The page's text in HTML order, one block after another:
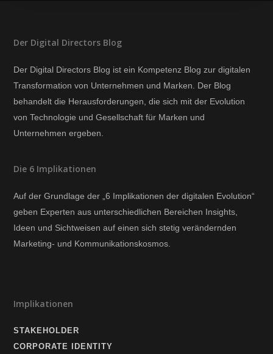
Der Digital Directors Blog
Der Digital Directors Blog ist ein Kompetenz Blog zur digitalen
Transformation von Unternehmen und Marken. Der Blog
behandelt die Herausforderungen, die sich mit der Evolution
von Technologie und Gesellschaft für Marken und
Unternehmen ergeben.
Die 6 Implikationen
Auf der Grundlage der „6 Implikationen der digitalen Evolution“
geben Experten aus unterschiedlichen Bereichen Insights,
Ideen und Sichtweisen auf einen sich stetig verändernden
Marketing- und Kommunikationskosmos.
Implikationen
STAKEHOLDER
CORPORATE IDENTITY